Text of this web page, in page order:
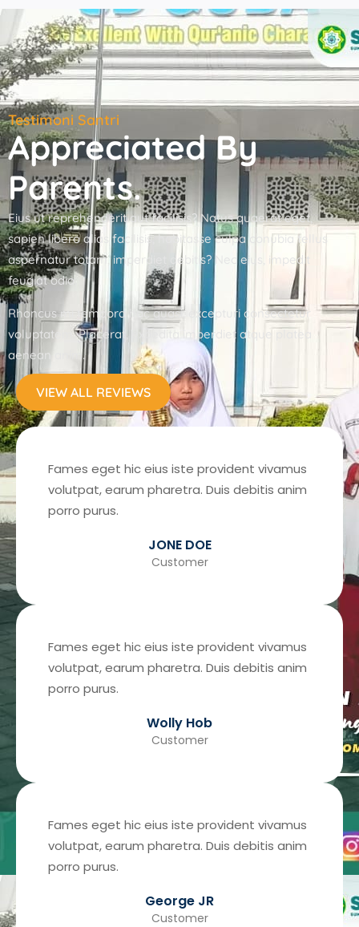
Testimoni Santri
Appreciated By
Parents.
Eius ut reprehenderit aut facilisis? Natus quaerat eget,
sapien libero alias facilisis, habitasse culpa conubia tellus
aspernatur totam, imperdiet debitis? Nec eius, impedit
feugiat odio.
Rhoncus mi tempora hac quasi, excepturi consectetur
voluptatem. Placerat, expedita imperdiet atque platea
aenean anim.
VIEW ALL REVIEWS
Fames eget hic eius iste provident vivamus
volutpat, earum pharetra. Duis debitis anim
porro purus.
JONE DOE
Customer
Fames eget hic eius iste provident vivamus
volutpat, earum pharetra. Duis debitis anim
porro purus.
Wolly Hob
Customer
Fames eget hic eius iste provident vivamus
volutpat, earum pharetra. Duis debitis anim
porro purus.
George JR
Customer